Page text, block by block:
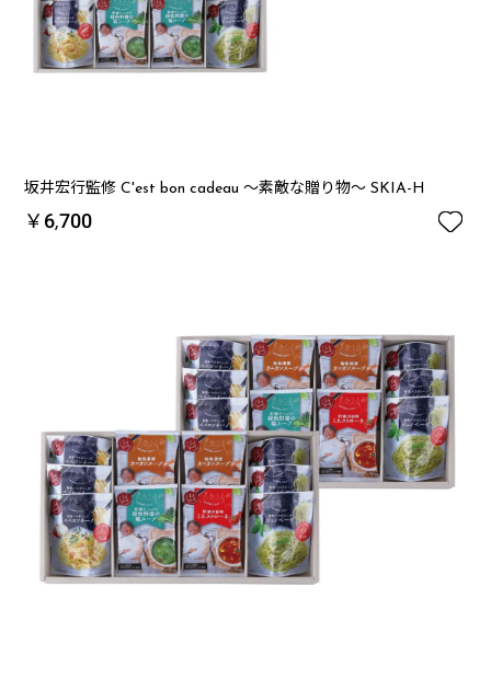
坂井宏行監修 C'est bon cadeau ～素敵な贈り物～ SKIA-H
￥6,700 